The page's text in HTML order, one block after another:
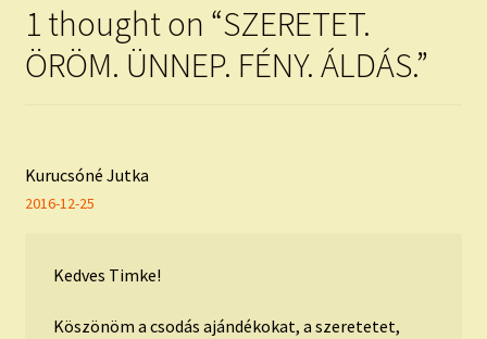
1 thought on “SZERETET.
ÖRÖM. ÜNNEP. FÉNY. ÁLDÁS.”
Kurucsóné Jutka
2016-12-25
Kedves Timke!
Köszönöm a csodás ajándékokat, a szeretetet,